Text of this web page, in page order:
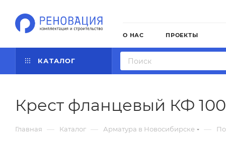
О НАС ПРОЕКТЫ
КАТАЛОГ
Крест фланцевый КФ
Главная — Каталог — Арматура в Новосибирске —